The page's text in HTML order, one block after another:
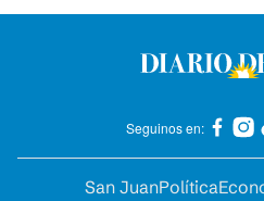
Seguinos en:
San JuanPolítica